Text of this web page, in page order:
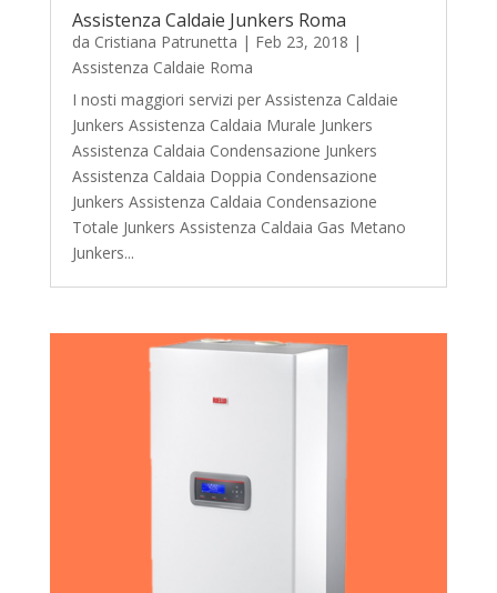
Assistenza Caldaie Junkers Roma
da Cristiana Patrunetta | Feb 23, 2018 |
Assistenza Caldaie Roma
I nosti maggiori servizi per Assistenza Caldaie
Junkers Assistenza Caldaia Murale Junkers
Assistenza Caldaia Condensazione Junkers
Assistenza Caldaia Doppia Condensazione
Junkers Assistenza Caldaia Condensazione
Totale Junkers Assistenza Caldaia Gas Metano
Junkers...